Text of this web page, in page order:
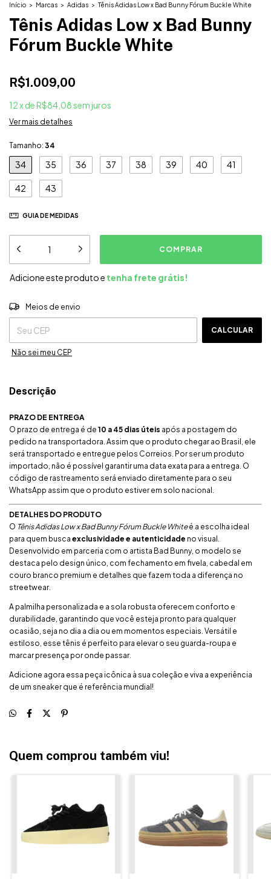
Início > Marcas > Adidas > Tênis Adidas Low x Bad Bunny Fórum Buckle White
Tênis Adidas Low x Bad Bunny
Fórum Buckle White
R$1.009,00
12xdeR$84,08sem juros
Ver mais detalhes
Tamanho: 34
34 35 36 37 38 39 40 41
42 43
GUIA DE MEDIDAS
Adicione este produto e tenha frete grátis!
Entregas para o CEP:
Meios de envio
CALCULAR
Não sei meu CEP
Descrição
PRAZO DE ENTREGA
O prazo de entrega é de 10 a 45 dias úteis após a postagem do
pedido na transportadora. Assim que o produto chegar ao Brasil, ele
será transportado e entregue pelos Correios. Por ser um produto
importado, não é possível garantir uma data exata para a entrega. O
código de rastreamento será enviado diretamente para o seu
WhatsApp assim que o produto estiver em solo nacional.
DETALHES DO PRODUTO
O Tênis Adidas Low x Bad Bunny Fórum Buckle Whiteé a escolha ideal
para quem busca exclusividade e autenticidade no visual.
Desenvolvido em parceria com o artista Bad Bunny, o modelo se
destaca pelo design único, com fechamento em fivela, cabedal em
couro branco premium e detalhes que fazem toda a diferença no
streetwear.
A palmilha personalizada e a sola robusta oferecem conforto e
durabilidade, garantindo que você esteja pronto para qualquer
ocasião, seja no dia a dia ou em momentos especiais. Versátil e
estiloso, esse tênis é perfeito para elevar o seu guarda-roupa e
marcar presença por onde passar.
Adicione agora essa peça icônica à sua coleção e viva a experiência
de um sneaker que é referência mundial!
Quem comprou também viu!